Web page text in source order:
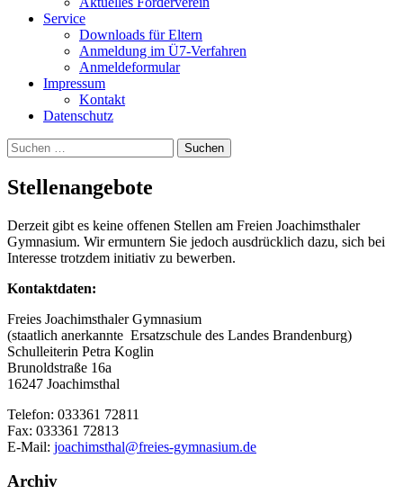
Service
Downloads für Eltern
Anmeldung im Ü7-Verfahren
Anmeldeformular
Impressum
Kontakt
Datenschutz
Suchen
nach:
Stellenangebote
Derzeit gibt es keine offenen Stellen am Freien Joachimsthaler
Gymnasium. Wir ermuntern Sie jedoch ausdrücklich dazu, sich bei
Interesse trotzdem initiativ zu bewerben.
Kontaktdaten:
Freies Joachimsthaler Gymnasium
(staatlich anerkannte Ersatzschule des Landes Brandenburg)
Schulleiterin Petra Koglin
Brunoldstraße 16a
16247 Joachimsthal
Telefon: 033361 72811
Fax: 033361 72813
E-Mail: joachimsthal@freies-gymnasium.de
Archiv